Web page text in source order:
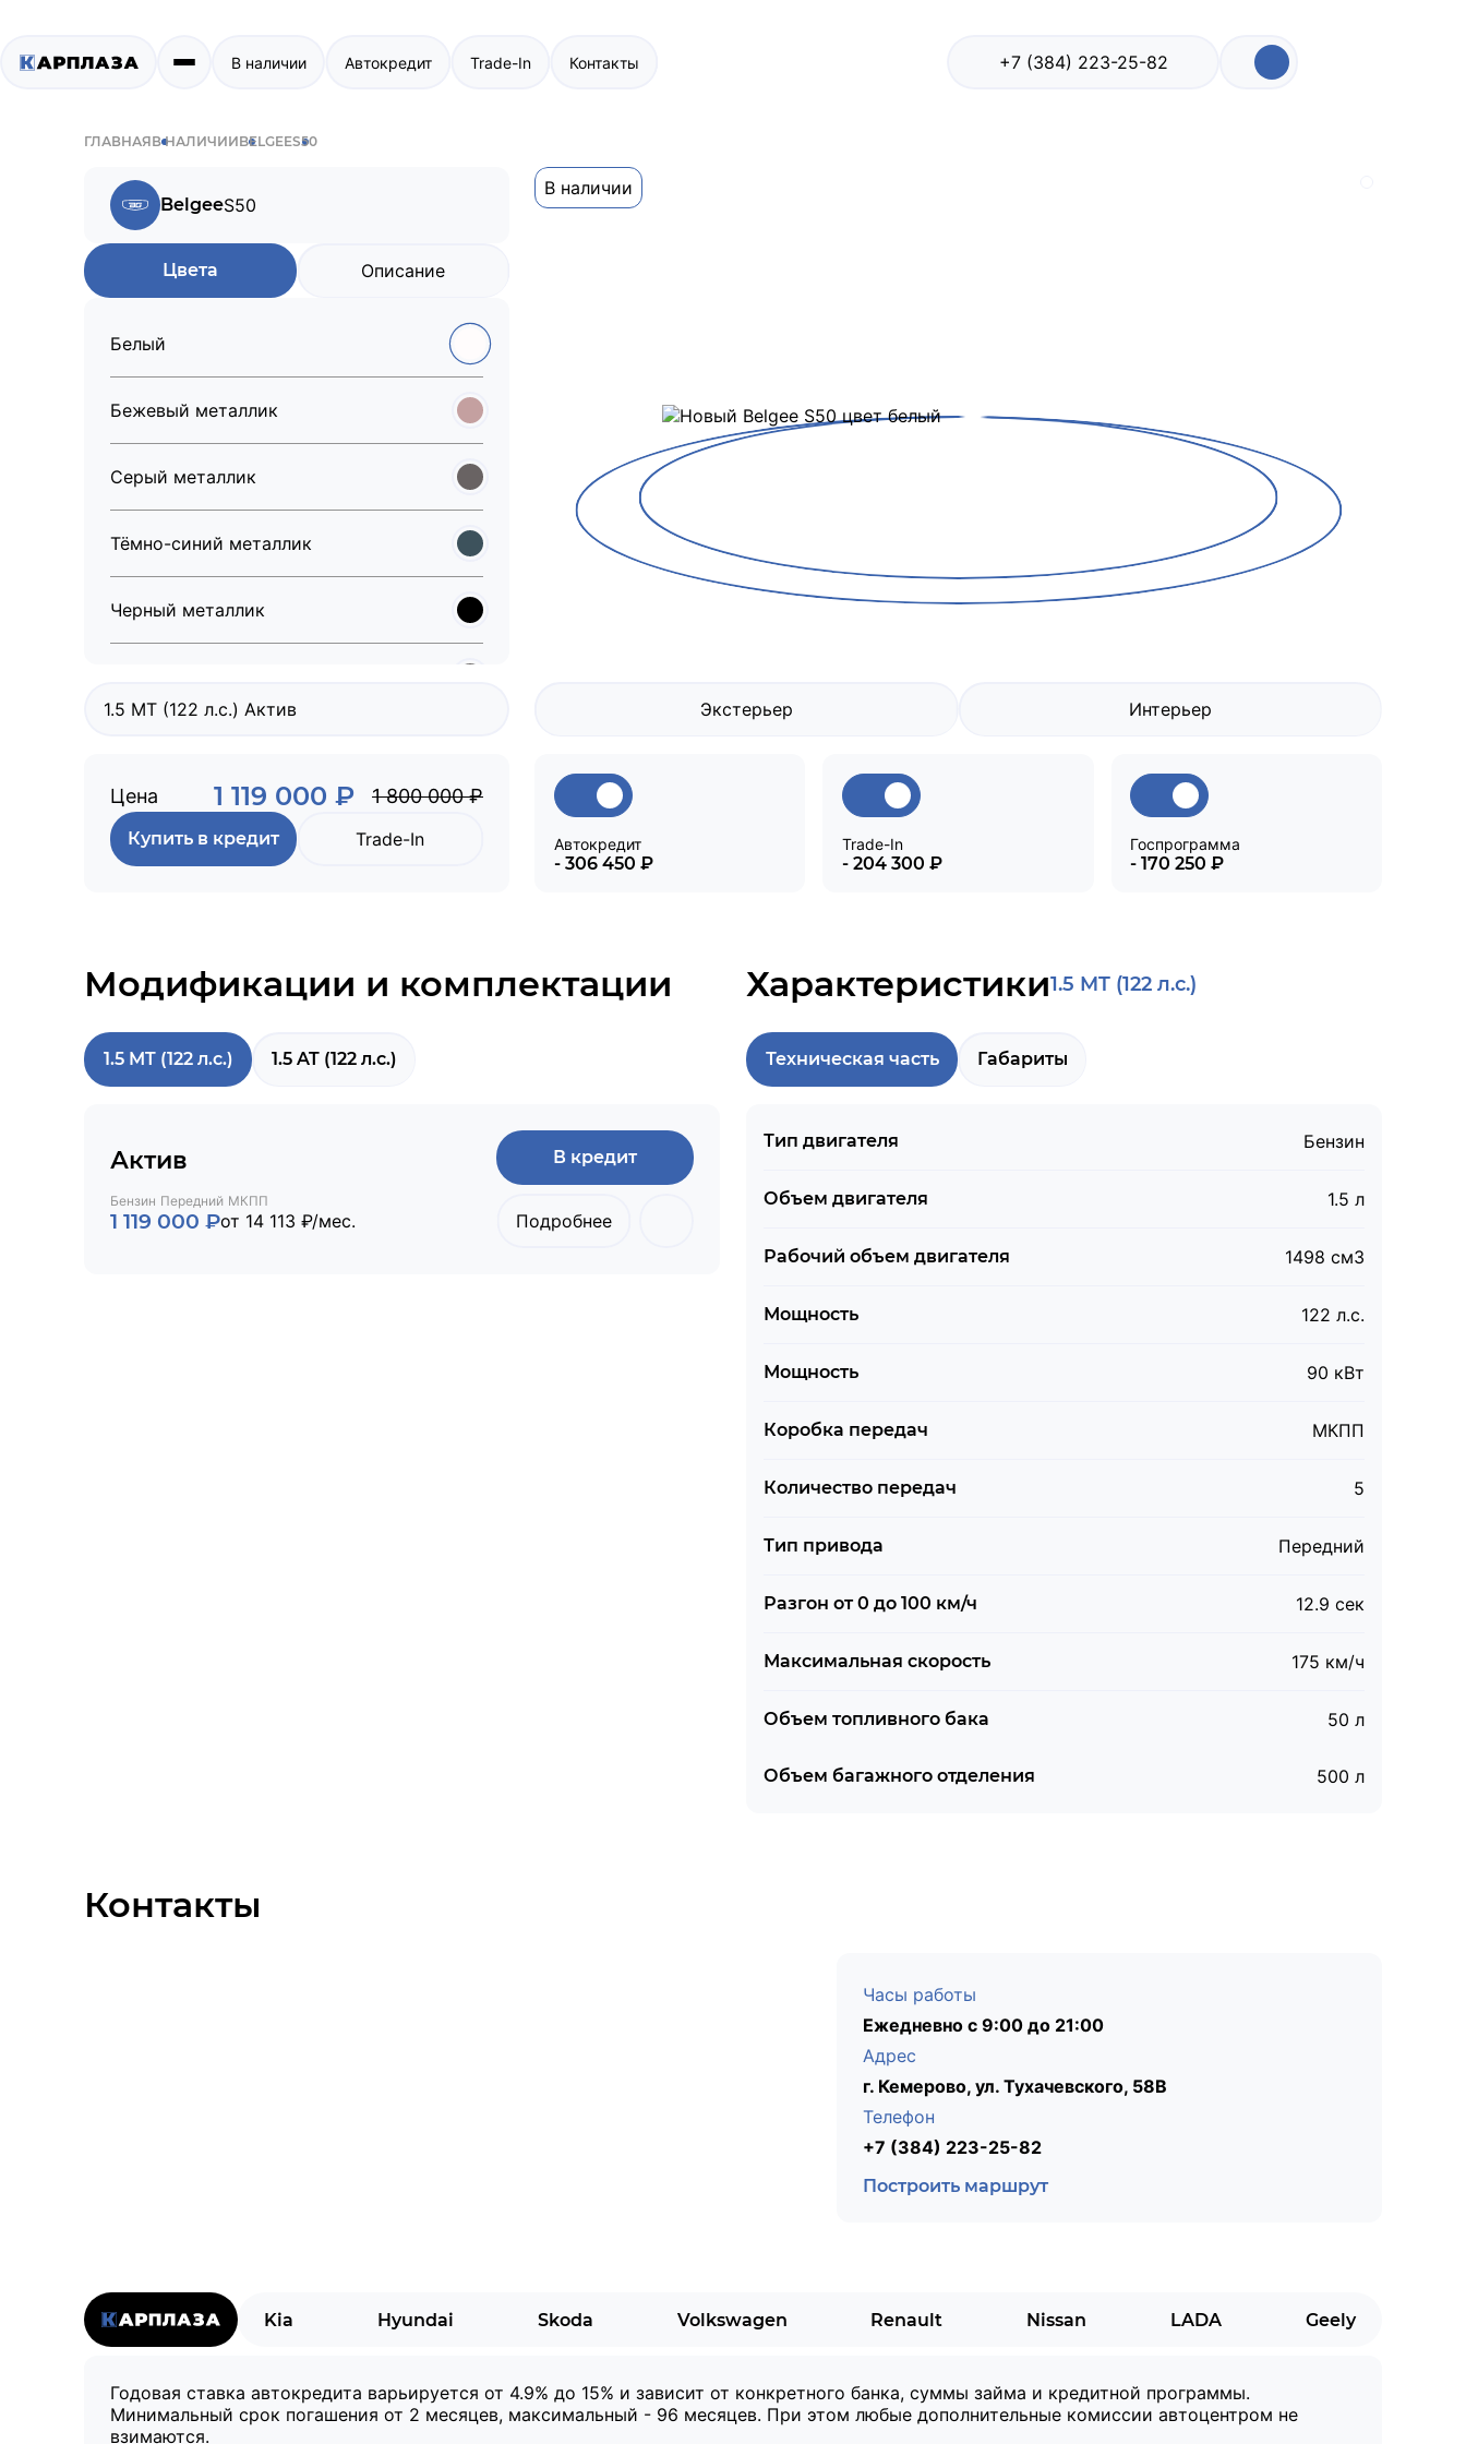
В наличии Автокредит Trade-In Контакты +7 (384) 223-25-82
ГЛАВНАЯВ НАЛИЧИИBELGEES50
BelgeeS50
Цвета Описание
Белый
Бежевый металлик
Серый металлик
Тёмно-синий металлик
Черный металлик
Серо-голубой металлик
В наличии
Экстерьер Интерьер
Автокредит
- 306 450 ₽
Trade-In
- 204 300 ₽
Госпрограмма
- 170 250 ₽
1.5 MT (122 л.с.) Актив
Цена 1 119 000 ₽ 1 800 000 ₽
Купить в кредит Trade-In
Модификации и комплектации
1.5 MT (122 л.с.) 1.5 AT (122 л.с.)
Актив
Бензин Передний МКПП
1 119 000 ₽от 14 113 ₽/мес.
В кредит
Подробнее
Характеристики1.5 MT (122 л.с.)
Техническая часть Габариты
Тип двигателя Бензин
Объем двигателя 1.5 л
Рабочий объем двигателя 1498 см3
Мощность 122 л.с.
Мощность 90 кВт
Коробка передач МКПП
Количество передач 5
Тип привода Передний
Разгон от 0 до 100 км/ч 12.9 сек
Максимальная скорость 175 км/ч
Объем топливного бака 50 л
Объем багажного отделения 500 л
Контакты
Часы работы
Ежедневно с 9:00 до 21:00
Адрес
г. Кемерово, ул. Тухачевского, 58В
Телефон
+7 (384) 223-25-82
Построить маршрут
Kia Hyundai Skoda Volkswagen Renault Nissan LADA Geely
Годовая ставка автокредита варьируется от 4.9% до 15% и зависит от конкретного банка, суммы займа и кредитной программы.
Минимальный срок погашения от 2 месяцев, максимальный - 96 месяцев. При этом любые дополнительные комиссии автоцентром не
взимаются.